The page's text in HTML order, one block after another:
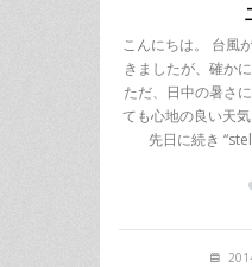
こんにちは。 台風
きましたが、確か
ただ、日中の暑さ
ても心地の良い天
先日に続き